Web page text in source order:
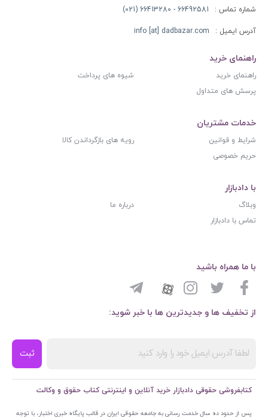
شماره تماس : 66492581 - 66413280 (021)
آدرس ایمیل : info [at] dadbazar.com
راهنمای خرید
راهنمای خرید
شیوه های پرداخت
پرسش های متداول
خدمات مشتریان
شرایط و قوانین
رویه های بازگرداندن کالا
حریم خصوصی
با دادبازار
وبلاگ
درباره ما
تماس با دادبازار
از تخفیف ها و جدیدترین ها با خبر شوید:
ثبت
با ما همراه باشید
کتابفروشی حقوقی دادبازار خرید آنلاین و اینترنتی کتاب حقوق و وکالت
پس از حدود ده سال خدمت رسانی به جامعه حقوقی ایران در قالب پایگاه خبری اختبار، با توجه